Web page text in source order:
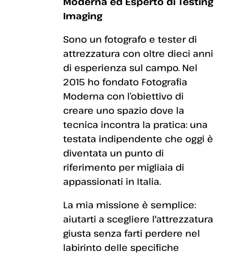
Imaging
Sono un fotografo e tester di
attrezzatura con oltre dieci anni
di esperienza sul campo. Nel
2015 ho fondato Fotografia
Moderna con l’obiettivo di
creare uno spazio dove la
tecnica incontra la pratica: una
testata indipendente che oggi è
diventata un punto di
riferimento per migliaia di
appassionati in Italia.
La mia missione è semplice:
aiutarti a scegliere l'attrezzatura
giusta senza farti perdere nel
labirinto delle specifiche